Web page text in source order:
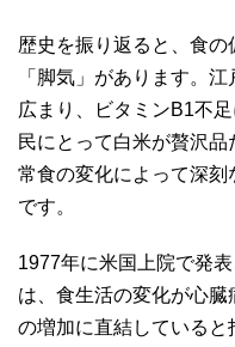
歴史を振り返ると、食
「脚気」があります。
広まり、ビタミンB‌1不
民にとって白米が贅沢
常食の変化によって深
です。
1977年に米国上院で発
は、食生活の変化が心
の増加に直結している